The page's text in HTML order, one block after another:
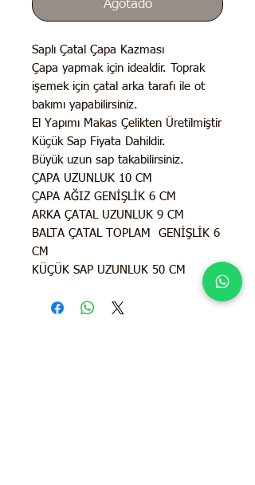
Agotado
Saplı Çatal Çapa Kazması
Çapa yapmak için idealdir. Toprak
işemek için çatal arka tarafı ile ot
bakımı yapabilirsiniz.
El Yapımı Makas Çelikten Üretilmiştir
Küçük Sap Fiyata Dahildir.
Büyük uzun sap takabilirsiniz.
ÇAPA UZUNLUK 10 CM
ÇAPA AĞIZ GENİŞLİK 6 CM
ARKA ÇATAL UZUNLUK 9 CM
BALTA ÇATAL TOPLAM GENİŞLİK 6
CM
KÜÇÜK SAP UZUNLUK 50 CM